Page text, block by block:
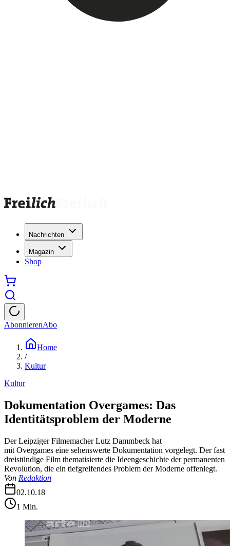
Nachrichten
Magazin
Shop
AbonnierenAbo
Home
/
Kultur
Kultur
Dokumentation Overgames: Das
Identitätsproblem der Moderne
Der Leipziger Filmemacher Lutz Dammbeck hat
mit Overgames eine sehenswerte Dokumentation vorgelegt. Der fast
dreistündige Film thematisierte die Ideengeschichte der permanenten
Revolution, die ein tiefgreifendes Problem der Moderne offenlegt.
Von Redaktion
02.10.18
1 Min.